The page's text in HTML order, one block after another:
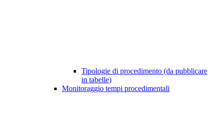
Tipologie di procedimento (da pubblicare
in tabelle)
Monitoraggio tempi procedimentali